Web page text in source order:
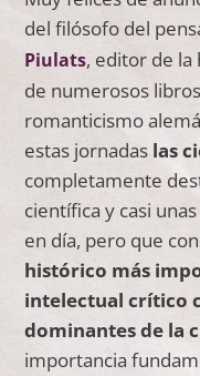
del filósofo del
Piulats, editor de
de numerosos
romanticismo
estas jornadas las
completamente
científica y casi
en día, pero que
histórico más
intelectual crítico
dominantes de la
importancia